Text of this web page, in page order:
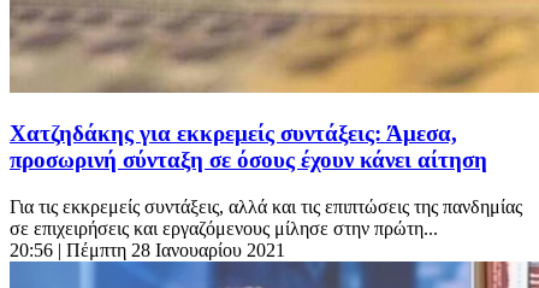
Χατζηδάκης για εκκρεμείς συντάξεις: Άμεσα,
προσωρινή σύνταξη σε όσους έχουν κάνει αίτηση
Για τις εκκρεμείς συντάξεις, αλλά και τις επιπτώσεις της πανδημίας
σε επιχειρήσεις και εργαζόμενους μίλησε στην πρώτη...
20:56 | Πέμπτη 28 Ιανουαρίου 2021